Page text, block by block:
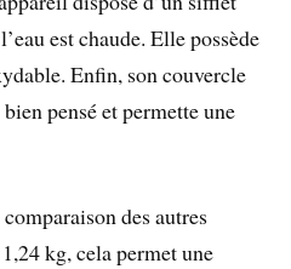
est chaude. Elle possède
Enfin, son couvercle
pensé et permette une
des autres
kg, cela permet une